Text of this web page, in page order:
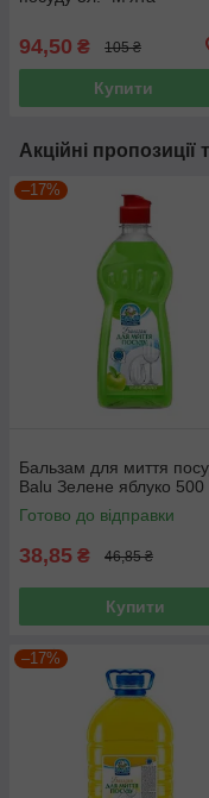
94,50 ₴ 105 ₴
Купити
Акційні пропозиції
–17%
Бальзам для миття
Balu Зелене яблуко
Готово до відправки
38,85 ₴ 46,85 ₴
Купити
–17%